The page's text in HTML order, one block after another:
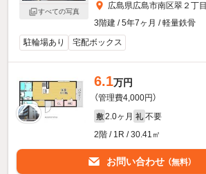
すべての写真
広島県広島市南区翠２丁目
3階建 / 5年7ヶ月 / 軽量鉄骨
駐輪場あり
宅配ボックス
6.1万円
（管理費4,000円）
敷 2.0ヶ月 礼 不要
2階 / 1R / 30.41㎡
お問い合わせ （無料）